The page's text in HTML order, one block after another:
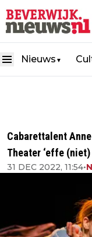
Nieuws ▼
Cabarettalent
Theater ‘effe (niet)
31 DEC 2022, 11:54•